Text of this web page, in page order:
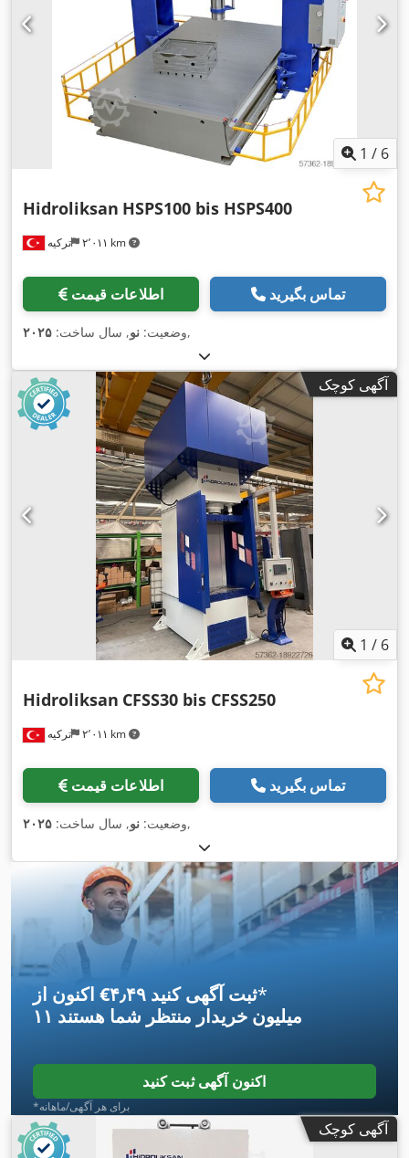
1 / 6
ترکیه ۲٬۰۱۱ km
Hidroliksan HSPS100 bis HSPS400
اطلاعات قیمت تماس بگیرید
وضعیت: نو, سال ساخت: ۲۰۲۵ ,
آگهی کوچک
1 / 6
ترکیه ۲٬۰۱۱ km
Hidroliksan CFSS30 bis CFSS250
اطلاعات قیمت تماس بگیرید
وضعیت: نو, سال ساخت: ۲۰۲۵ ,
اکنون از ‎€۴٫۴۹ ثبت آگهی کنید*
۱۱ میلیون خریدار منتظر شما هستند
اکنون آگهی ثبت کنید
*برای هر آگهی/ماهانه
آگهی کوچک